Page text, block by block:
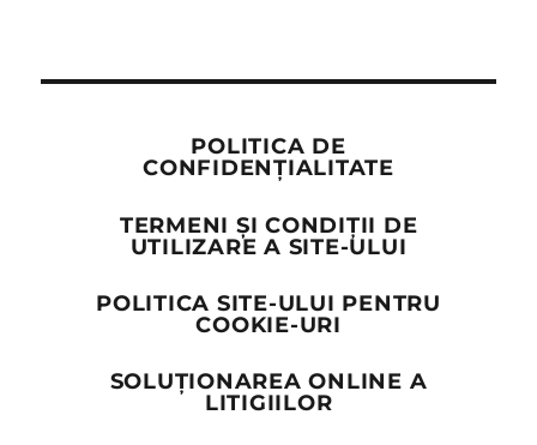
POLITICA DE
CONFIDENȚIALITATE
TERMENI ȘI CONDIȚII DE
UTILIZARE A SITE-ULUI
POLITICA SITE-ULUI PENTRU
COOKIE-URI
SOLUȚIONAREA ONLINE A
LITIGIILOR